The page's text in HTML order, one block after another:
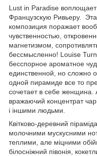
Lust in Paradise
Французскую Ривьеру.
композиция поражает
чувственностью,
магнетизмом,
бессмысленно! Louise
бесспорное ароматное
единственной, но сложно
одной пирамиде все то
сочетает в себе женщина.
вражаючий концентрат
і іншими людьми.
Квітково-деревний
молочними мускусними
теплими, але міцними
білосніжний півонія,